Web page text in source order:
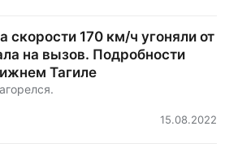
скорости 170 км/ч угоняли от
на вызов. Подробности
Тагиле
15.08.2022